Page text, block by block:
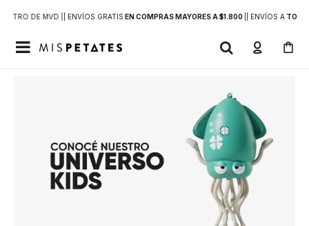
DE MVD | | ENVÍOS GRATIS EN COMPRAS MAYORES A $1.800 | ENVÍOS ATODO
